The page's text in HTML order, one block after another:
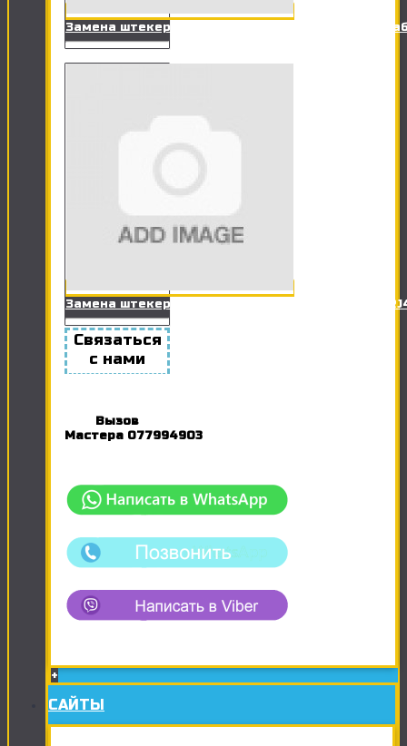
Замена штекера RJ-11 на разъем телефонного
Замена штекера сетевого кабеля (Витая пара
Связаться
с нами
Вызов
Мастера 077994903
+
САЙТЫ